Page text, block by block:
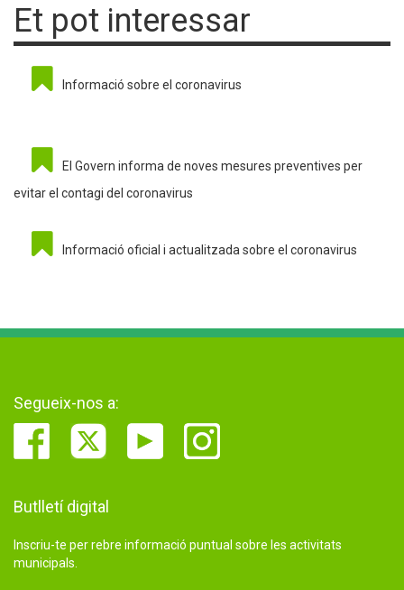
Et pot interessar
Informació sobre el coronavirus
El Govern informa de noves mesures preventives per
evitar el contagi del coronavirus
Informació oficial i actualitzada sobre el coronavirus
Segueix-nos a:
Butlletí digital
Inscriu-te per rebre informació puntual sobre les activitats
municipals.